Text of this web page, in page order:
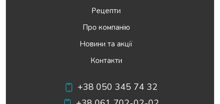
Рецепти
Про компанію
Новини та акції
Контакти
+38 050 345 74 32